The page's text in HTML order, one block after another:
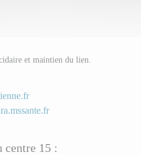
et maintien du lien.
centre 15 :